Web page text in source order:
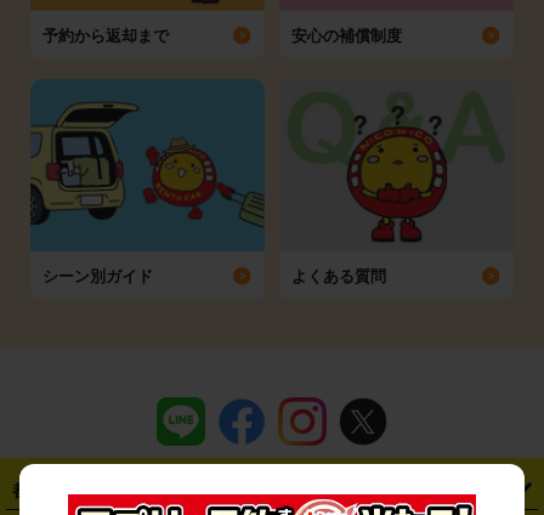
予約から返却まで 安心の補償制度
シーン別ガイド よくある質問
都道府県から探す